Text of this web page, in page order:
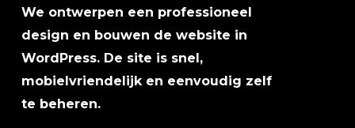
We ontwerpen een professioneel
design en bouwen de website in
WordPress. De site is snel,
mobielvriendelijk en eenvoudig zelf
te beheren.